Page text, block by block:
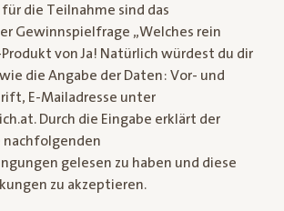
die Teilnahme sind das
Gewinnspielfrage „Welches rein
von Ja! Natürlich würdest du dir
die Angabe der Daten: Vor- und
E-Mailadresse unter
Durch die Eingabe erklärt der
gelesen zu haben und diese
zu akzeptieren.